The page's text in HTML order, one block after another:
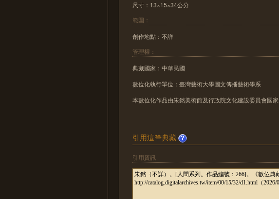
尺寸：13×15×34公分
範圍：
創作地點：不詳
管理權：
典藏國家：中華民國
數位化執行單位：臺灣藝術大學圖文傳播藝術學系
本數位化作品由朱銘美術館及行政院文化建設委員會國
引用這筆典藏
引用資訊